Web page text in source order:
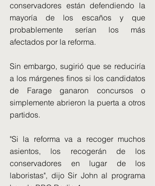
conservadores están defendiendo la
mayoría de los escaños y que
probablemente serían los más
afectados por la reforma.
Sin embargo, sugirió que se reduciría
a los márgenes finos si los candidatos
de Farage ganaron concursos o
simplemente abrieron la puerta a otros
partidos.
"Si la reforma va a recoger muchos
asientos, los recogerán de los
conservadores en lugar de los
laboristas", dijo Sir John al programa